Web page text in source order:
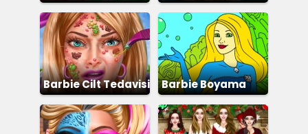
Giydirme
Barbie Cilt Tedavisi Barbie Boyama